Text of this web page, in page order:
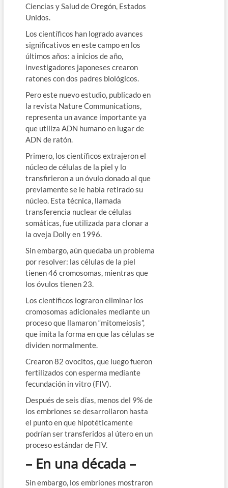
Ciencias y Salud de Oregón, Estados
Unidos.
Los científicos han logrado avances
significativos en este campo en los
últimos años: a inicios de año,
investigadores japoneses crearon
ratones con dos padres biológicos.
Pero este nuevo estudio, publicado en
la revista Nature Communications,
representa un avance importante ya
que utiliza ADN humano en lugar de
ADN de ratón.
Primero, los científicos extrajeron el
núcleo de células de la piel y lo
transfirieron a un óvulo donado al que
previamente se le había retirado su
núcleo. Esta técnica, llamada
transferencia nuclear de células
somáticas, fue utilizada para clonar a
la oveja Dolly en 1996.
Sin embargo, aún quedaba un problema
por resolver: las células de la piel
tienen 46 cromosomas, mientras que
los óvulos tienen 23.
Los científicos lograron eliminar los
cromosomas adicionales mediante un
proceso que llamaron “mitomeiosis”,
que imita la forma en que las células se
dividen normalmente.
Crearon 82 ovocitos, que luego fueron
fertilizados con esperma mediante
fecundación in vitro (FIV).
Después de seis días, menos del 9% de
los embriones se desarrollaron hasta
el punto en que hipotéticamente
podrían ser transferidos al útero en un
proceso estándar de FIV.
– En una década –
Sin embargo, los embriones mostraron